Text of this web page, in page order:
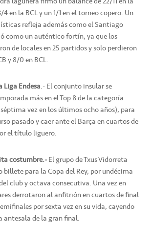
4 en la BCL y un 1/1 en el torneo copero. Un
refleja además como el Santiago
como un auténtico fortín, ya que los
de locales en 25 partidos y solo perdieron
y 8/0 en BCL.
Endesa.- El conjunto insular se
más en el Top 8 de la categoría
vez en los últimos ocho años), para
pasado y caer ante el Barça en cuartos de
el título liguero.
costumbre.-El grupo de Txus Vidorreta
para la Copa del Rey, por undécima
club y octava consecutiva. Una vez en
derrotaron al anfitrión en cuartos de final
por sexta vez en su vida, cayendo
antesala de la gran final.